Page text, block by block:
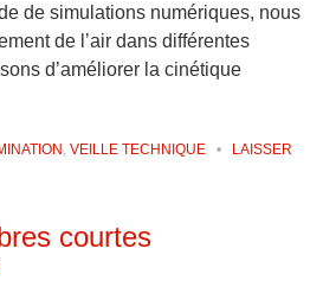
de simulations numériques, nous
de l’air dans différentes
d’améliorer la cinétique
,VEILLE TECHNIQUE •
LAISSER
courtes